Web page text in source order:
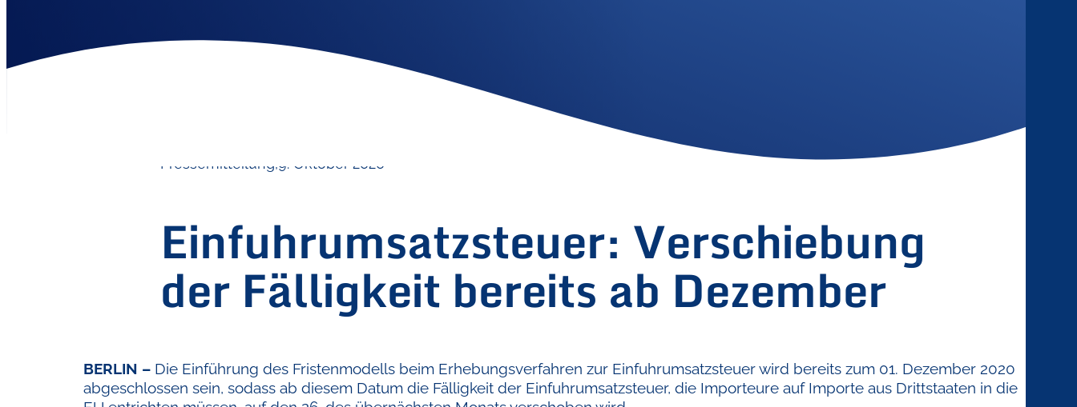
Pressemitteilung,9. Oktober 2020
Einfuhrumsatzsteuer: Verschiebung
der Fälligkeit bereits ab Dezember
BERLIN – Die Einführung des Fristenmodells beim Erhebungsverfahren zur Einfuhrumsatzsteuer wird bereits zum 01. Dezember 2020
abgeschlossen sein, sodass ab diesem Datum die Fälligkeit der Einfuhrumsatzsteuer, die Importeure auf Importe aus Drittstaaten in die